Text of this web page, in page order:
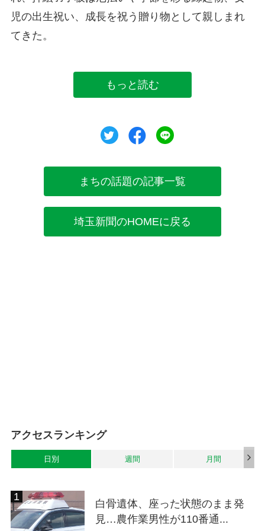
児の出生祝い、成長を祝う贈り物として親しまれ
てきた。
もっと読む
ツイートシェア
まちの話題の記事一覧
埼玉新聞のHOMEに戻る
アクセスランキング
日別 週間 月間
白骨遺体、座った状態のまま発
見…農作業男性が110番通...